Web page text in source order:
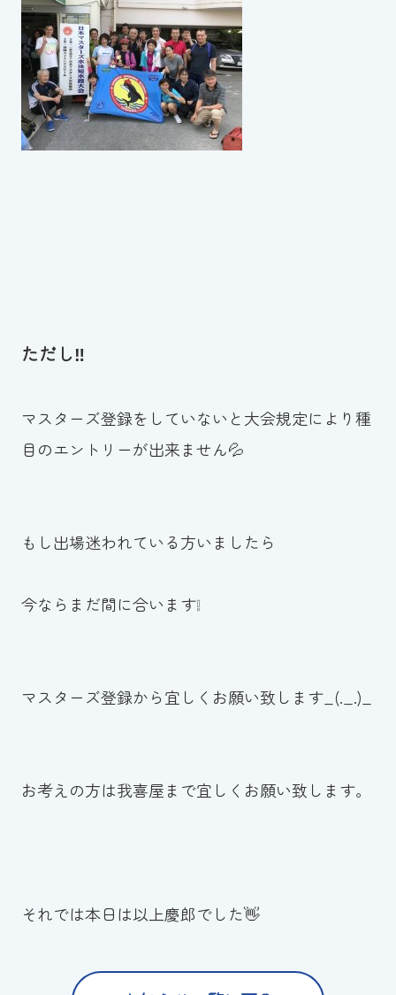
ただし‼
マスターズ登録をしていないと大会規定により種
目のエントリーが出来ません💦
もし出場迷われている方いましたら
今ならまだ間に合います❕
マスターズ登録から宜しくお願い致します_(._.)_
お考えの方は我喜屋まで宜しくお願い致します。
それでは本日は以上慶郎でした👋